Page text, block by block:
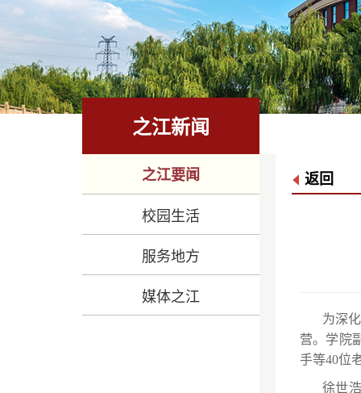
之江新闻
之江要闻
校园生活
服务地方
媒体之江
返回
为深
营。学院
手等40位
徐世